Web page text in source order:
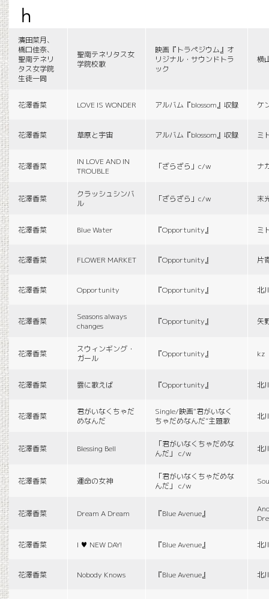
h
濱田菜月、
橋口佳奈、
聖南テネリ
タス女学院
生徒一同
聖南テネリタス女
学院校歌
映画『トラペジウム』オ
リジナル・サウンドトラ
ック
横
花澤香菜 LOVE IS WONDER アルバム『blossom』収録 ケ
花澤香菜 草原と宇宙 アルバム『blossom』収録 ミ
花澤香菜
IN LOVE AND IN
TROUBLE
「ざらざら」c/w ナ
花澤香菜
クラッシュシンバ
ル
「ざらざら」c/w 末
花澤香菜 Blue Water 『Opportunity』 ミ
花澤香菜 FLOWER MARKET 『Opportunity』 片
花澤香菜 Opportunity 『Opportunity』 北
花澤香菜
Seasons always
changes
『Opportunity』 矢
花澤香菜
スウィンギング・
ガール
『Opportunity』 kz
花澤香菜 雲に歌えば 『Opportunity』 北
花澤香菜
君がいなくちゃだ
めなんだ
Single/映画“君がいなく
ちゃだめなんだ”主題歌
北
花澤香菜 Blessing Bell
「君がいなくちゃだめな
んだ」 c/w
北
花澤香菜 運命の女神
「君がいなくちゃだめな
んだ」 c/w
花澤香菜 Dream A Dream 『Blue Avenue』
花澤香菜 I ♥ NEW DAY! 『Blue Avenue』 北
花澤香菜 Nobody Knows 『Blue Avenue』 北